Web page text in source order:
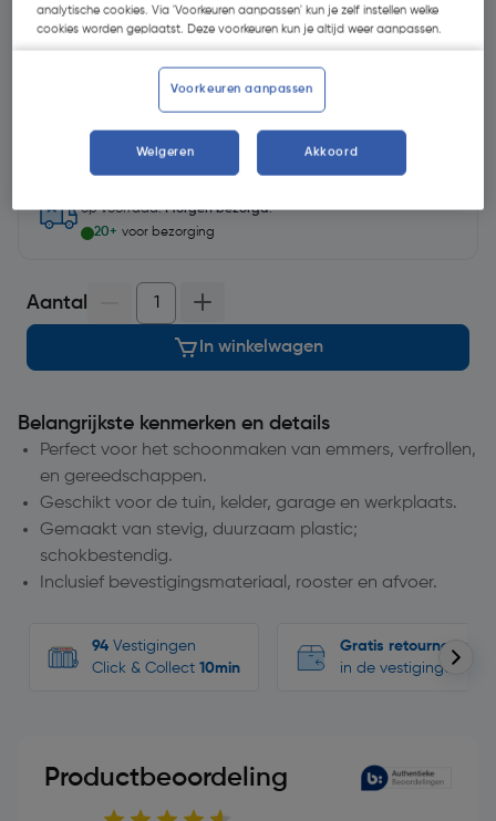
€ 82,37| Excl. btw € 68,07
Selecteer winkel - Bekijk voorraadniveaus en haal binnen 10
Selecteer vestiging
op voorraad.Morgen bezorgd.
20+ voor bezorging
Aantal
In winkelwagen
Belangrijkste kenmerken en details
Perfect voor het schoonmaken van emmers, verfrollen,
en gereedschappen.
Geschikt voor de tuin, kelder, garage en werkplaats.
Gemaakt van stevig, duurzaam plastic;
schokbestendig.
Inclusief bevestigingsmateriaal, rooster en afvoer.
94 Vestigingen
Click & Collect 10min
Gratis retourneren
in de vestigingen
Productbeoordeling
analytische cookies. Via 'Voorkeuren aanpassen' kun je zelf instellen welke
cookies worden geplaatst. Deze voorkeuren kun je altijd weer aanpassen.
Voorkeuren aanpassen
Weigeren Akkoord